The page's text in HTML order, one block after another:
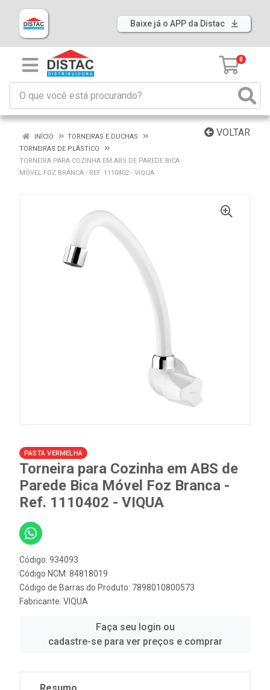
Baixe já o APP da Distac
0
VOLTAR
INÍCIO
TORNEIRAS E DUCHAS
TORNEIRAS DE PLÁSTICO
TORNEIRA PARA COZINHA EM ABS DE PAREDE BICA
MÓVEL FOZ BRANCA - REF. 1110402 - VIQUA
PASTA VERMELHA
Torneira para Cozinha em ABS de
Parede Bica Móvel Foz Branca -
Ref. 1110402 - VIQUA
Código: 934093
Código NCM: 84818019
Código de Barras do Produto: 7898010800573
Fabricante: VIQUA
Faça seu login ou
cadastre-se para ver preços e comprar